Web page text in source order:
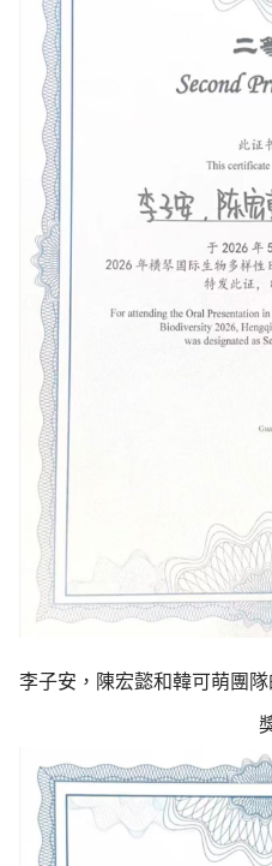
李子安，陳宏懿和韓可萌團